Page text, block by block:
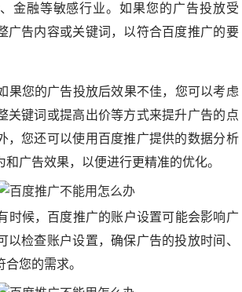
金融等敏感行业。如果您的广告投放受
广告内容或关键词，以符合百度推广的要
果您的广告投放后效果不佳，您可以考虑
关键词或提高出价等方式来提升广告的点
，您还可以使用百度推广提供的数据分析
广告效果，以便进行更精准的优化。
时候，百度推广的账户设置可能会影响广
以检查账户设置，确保广告的投放时间、
您的需求。